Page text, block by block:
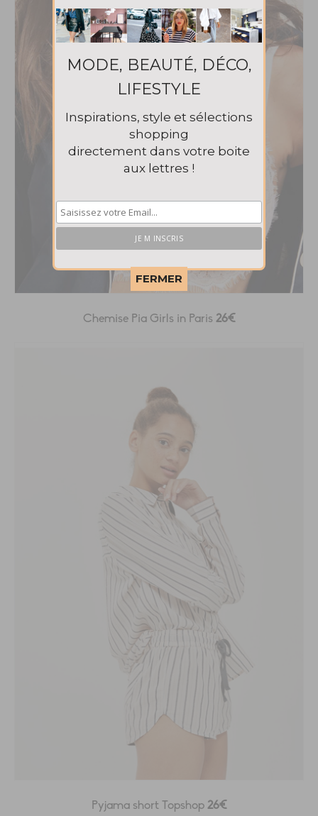
Chemise Pia Girls in Paris 26€
Pyjama short Topshop26€
This popup will close in:
MODE, BEAUTÉ, DÉCO,
LIFESTYLE
Inspirations, style et sélections
shopping
directement dans votre boite
aux lettres !
FERMER